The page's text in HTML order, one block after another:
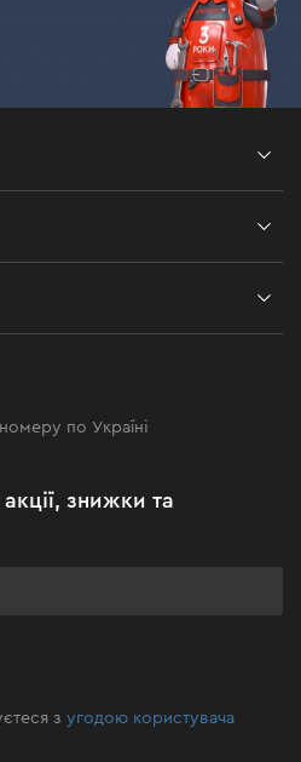
по Україні
знижки та
зугодою користувача